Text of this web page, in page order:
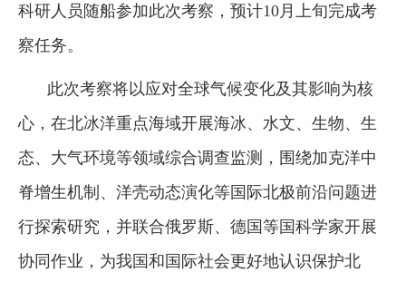
科研人员随船参加此次考察，预计10月上旬完成考
察任务。
此次考察将以应对全球气候变化及其影响为核
心，在北冰洋重点海域开展海冰、水文、生物、生
态、大气环境等领域综合调查监测，围绕加克洋中
脊增生机制、洋壳动态演化等国际北极前沿问题进
行探索研究，并联合俄罗斯、德国等国科学家开展
协同作业，为我国和国际社会更好地认识保护北